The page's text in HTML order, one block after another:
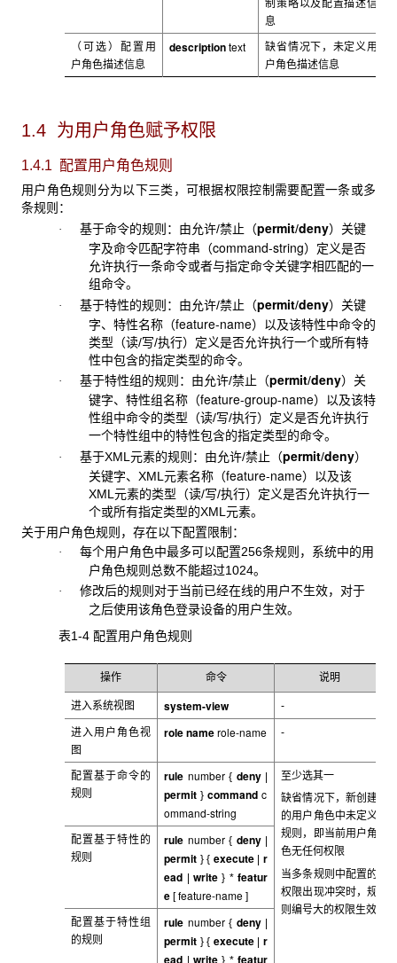
制策略以及配置描述信
息
（可选）配置用
户角色描述信息
descriptiontext
缺省情况下，未定义用
户角色描述信息
1.4 为用户角色赋予权限
1.4.1 配置用户角色规则
用户角色规则分为以下三类，可根据权限控制需要配置一条或多
条规则：
· 基于命令的规则：由允许/禁止（permit/deny）关键
字及命令匹配字符串（command-string）定义是否
允许执行一条命令或者与指定命令关键字相匹配的一
组命令。
· 基于特性的规则：由允许/禁止（permit/deny）关键
字、特性名称（feature-name）以及该特性中命令的
类型（读/写/执行）定义是否允许执行一个或所有特
性中包含的指定类型的命令。
· 基于特性组的规则：由允许/禁止（permit/deny）关
键字、特性组名称（feature-group-name）以及该特
性组中命令的类型（读/写/执行）定义是否允许执行
一个特性组中的特性包含的指定类型的命令。
· 基于XML元素的规则：由允许/禁止（permit/deny）
关键字、XML元素名称（feature-name）以及该
XML元素的类型（读/写/执行）定义是否允许执行一
个或所有指定类型的XML元素。
关于用户角色规则，存在以下配置限制：
· 每个用户角色中最多可以配置256条规则，系统中的用
户角色规则总数不能超过1024。
· 修改后的规则对于当前已经在线的用户不生效，对于
之后使用该角色登录设备的用户生效。
表1-4 配置用户角色规则
操作 命令 说明
进入系统视图 system-view -
进入用户角色视
图
role namerole-name -
配置基于命令的
规则
rule number{ deny
permit}commandc
ommand-string
至少选其一
缺省情况下，新创建
的用户角色中未定义
规则，即当前用户角
色无任何权限
当多条规则中配置的
权限出现冲突时，规
则编号大的权限生效
配置基于特性的
规则
rule number{ deny|
permit } { execute| r
ead
write} * featur
e [feature-name]
配置基于特性组
的规则
rule number{ deny|
permit } { execute| r
ead
write} * featur